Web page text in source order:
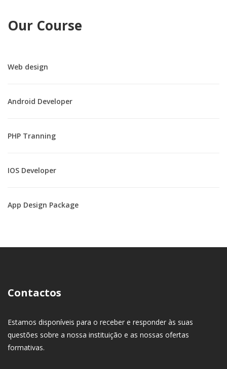
Our Course
Web design
Android Developer
PHP Tranning
IOS Developer
App Design Package
Contactos
Estamos disponíveis para o receber e responder às suas
questões sobre a nossa instituição e as nossas ofertas
formativas.